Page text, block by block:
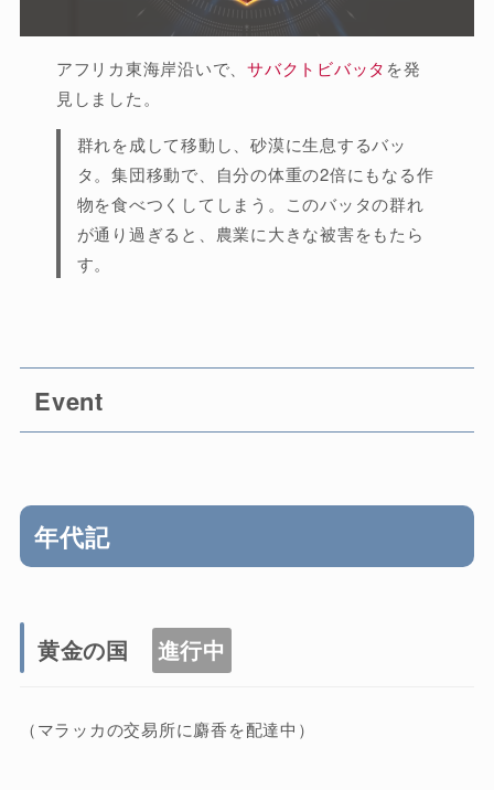
アフリカ東海岸沿いで、サバクトビバッタ を発
見しました。
群れを成して移動し、砂漠に生息するバッ
タ。集団移動で、自分の体重の2倍にもなる作
物を食べつくしてしまう。このバッタの群れ
が通り過ぎると、農業に大きな被害をもたら
す。
Event
年代記
黄金の国 進行中
（マラッカの交易所に麝香を配達中）